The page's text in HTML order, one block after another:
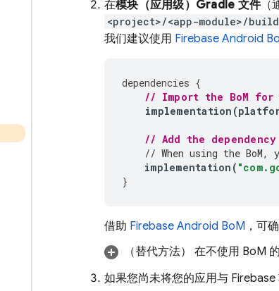
在模块（应用级）Gradle 文件（
<project>/<app-module>/
我们建议使用 Firebase Android
dependencies {
// Import the BoM for
implementation (
// Add the
// When using the BoM,
implementation (
}
借助 Firebase Android BoM ，可
（替代方法）
在不使用 BoM
如果您尚未将您的应用与